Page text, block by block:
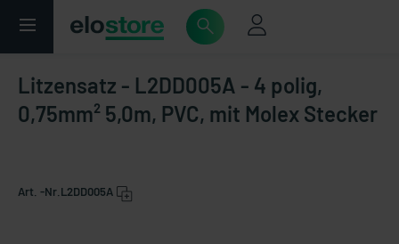
Litzensatz - L2DD005A - 4 polig,
0,75mm² 5,0m, PVC, mit Molex Stecker
Art. -Nr. L2DD005A